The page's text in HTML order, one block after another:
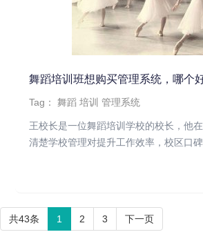
舞蹈培训班想购买管理系统，哪个
Tag：舞蹈 培训 管理系统
王校长是一位舞蹈培训学校的校长，他
清楚学校管理对提升工作效率，校区口碑
共43条 1 2 3 下一页